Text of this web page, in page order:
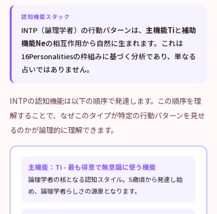
認知機能スタック
INTP（論理学者）の行動パターンは、 主機能Tiと補助
機能Neの相互作用から自然に生まれます。これは
16Personalitiesの枠組みに基づく分析であり、単なる
占いではありません。
INTPの認知機能は以下の順序で発達します。この順序を理
解することで、なぜこのタイプが特定の行動パターンを見せ
るのかが論理的に理解できます。
主機能：Ti - 最も得意で無意識に使う機能
論理学者の核となる認知スタイル。5歳頃から発達し始
め、論理学者らしさの源泉となります。